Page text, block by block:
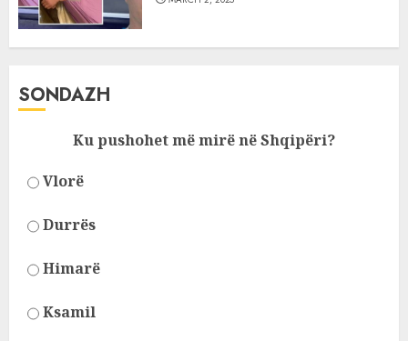
SONDAZH
Ku pushohet më mirë në Shqipëri?
Vlorë
Durrës
Himarë
Ksamil